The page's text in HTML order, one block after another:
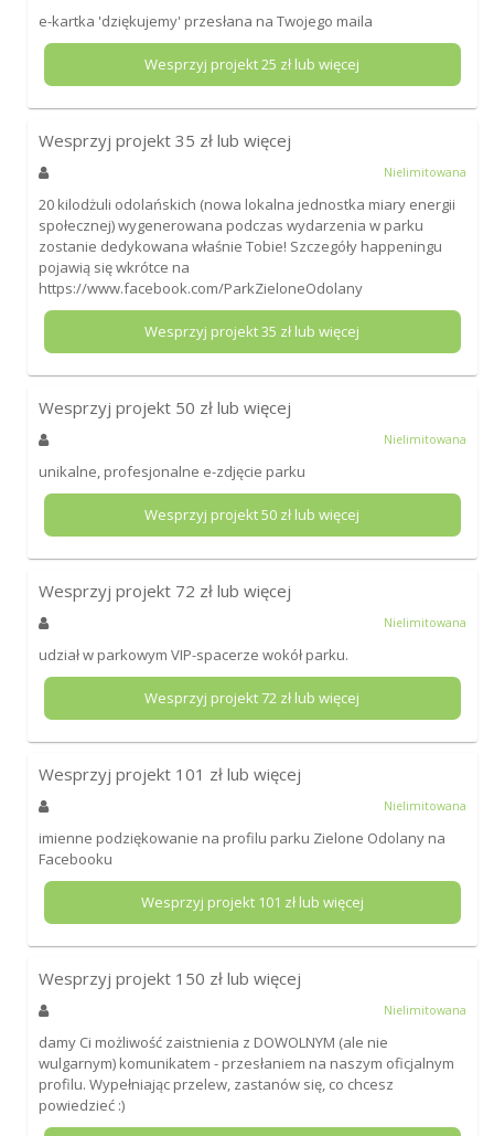
e-kartka 'dziękujemy' przesłana na Twojego maila
Wesprzyj projekt25 zł lub więcej
Wesprzyj projekt 35 zł lub więcej
Nielimitowana
20 kilodżuli odolańskich (nowa lokalna jednostka miary energii
społecznej) wygenerowana podczas wydarzenia w parku
zostanie dedykowana właśnie Tobie! Szczegóły happeningu
pojawią się wkrótce na
https://www.facebook.com/ParkZieloneOdolany
Wesprzyj projekt35 zł lub więcej
Wesprzyj projekt 50 zł lub więcej
Nielimitowana
unikalne, profesjonalne e-zdjęcie parku
Wesprzyj projekt50 zł lub więcej
Wesprzyj projekt 72 zł lub więcej
Nielimitowana
udział w parkowym VIP-spacerze wokół parku.
Wesprzyj projekt72 zł lub więcej
Wesprzyj projekt 101 zł lub więcej
Nielimitowana
imienne podziękowanie na profilu parku Zielone Odolany na
Facebooku
Wesprzyj projekt 101 zł lub więcej
Wesprzyj projekt 150 zł lub więcej
Nielimitowana
damy Ci możliwość zaistnienia z DOWOLNYM (ale nie
wulgarnym) komunikatem - przesłaniem na naszym oficjalnym
profilu. Wypełniając przelew, zastanów się, co chcesz
powiedzieć :)